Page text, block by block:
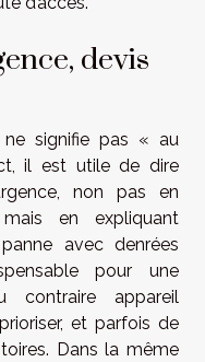
devis
signifie pas « au
il est utile de dire
non pas en
en expliquant
avec denrées
pour une
contraire appareil
et parfois de
Dans la même